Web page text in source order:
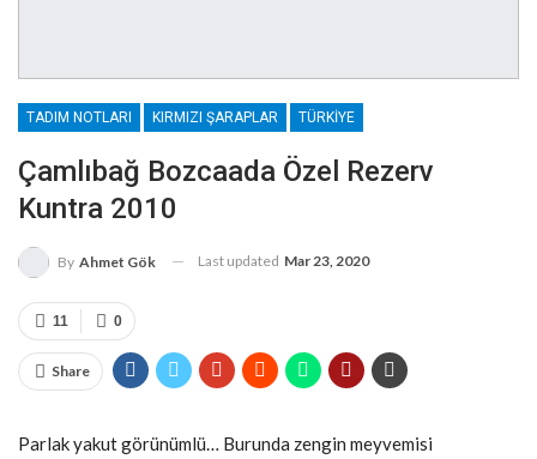
TADIM NOTLARI KIRMIZI ŞARAPLAR TÜRKIYE
Çamlıbağ Bozcaada Özel Rezerv
Kuntra 2010
By Ahmet Gök Last updated Mar 23, 2020
0
11
Share
Parlak yakut görünümlü… Burunda zengin meyvemisi